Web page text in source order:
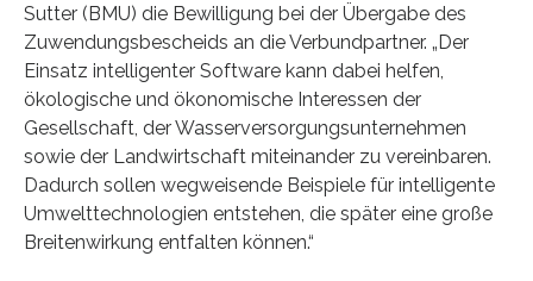
Sutter (BMU) die Bewilligung bei der Übergabe des
Zuwendungsbescheids an die Verbundpartner. „Der
Einsatz intelligenter Software kann dabei helfen,
ökologische und ökonomische Interessen der
Gesellschaft, der Wasserversorgungsunternehmen
sowie der Landwirtschaft miteinander zu vereinbaren.
Dadurch sollen wegweisende Beispiele für intelligente
Umwelttechnologien entstehen, die später eine große
Breitenwirkung entfalten können.“